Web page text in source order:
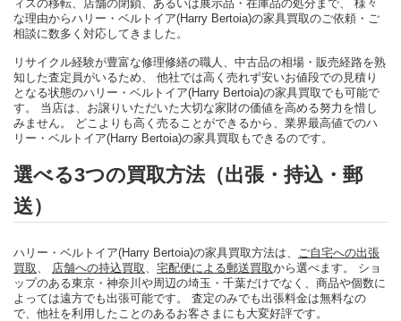
ィスの移転、店舗の閉鎖、あるいは展示品・在庫品の処分まで、 様々
な理由からハリー・ベルトイア(Harry Bertoia)の家具買取のご依頼・ご
相談に数多く対応してきました。
リサイクル経験が豊富な修理修繕の職人、中古品の相場・販売経路を熟
知した査定員がいるため、 他社では高く売れず安いお値段での見積り
となる状態のハリー・ベルトイア(Harry Bertoia)の家具買取でも可能で
す。 当店は、お譲りいただいた大切な家財の価値を高める努力を惜し
みません。 どこよりも高く売ることができるから、業界最高値でのハ
リー・ベルトイア(Harry Bertoia)の家具買取もできるのです。
選べる3つの買取方法（出張・持込・郵
送）
ハリー・ベルトイア(Harry Bertoia)の家具買取方法は、
ご自宅への出張
買取
店舗への持込買取 宅配便による郵送買取から選べます。 ショ
ップのある東京・神奈川や周辺の埼玉・千葉だけでなく、商品や個数に
よっては遠方でも出張可能です。 査定のみでも出張料金は無料なの
で、他社を利用したことのあるお客さまにも大変好評です。